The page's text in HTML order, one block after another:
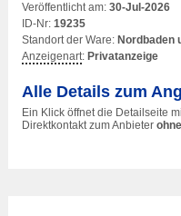
Veröffentlicht am: 30-Jul-2026
ID-Nr: 19235
Standort der Ware: Nordbaden
Anzeigenart: Privatanzeige
Alle Details zum
Ein Klick öffnet die Detailseite
Direktkontakt zum Anbieter